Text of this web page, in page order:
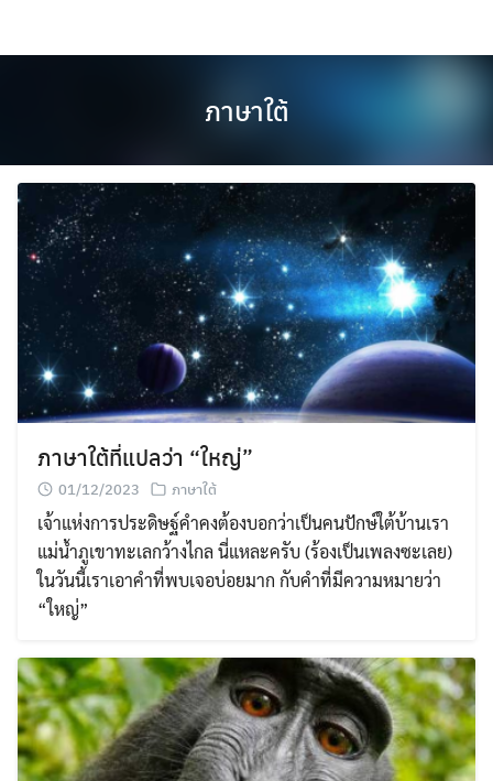
ภาษาใต้
ภาษาใต้ที่แปลว่า “ใหญ่”
01/12/2023 ภาษาใต้
เจ้าแห่งการประดิษฐ์คำคงต้องบอกว่าเป็นคนปักษ์ใต้บ้านเรา
แม่น้ำภูเขาทะเลกว้างไกล นี่แหละครับ (ร้องเป็นเพลงซะเลย)
ในวันนี้เราเอาคำที่พบเจอบ่อยมาก กับคำที่มีความหมายว่า
“ใหญ่”